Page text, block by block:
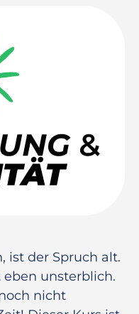
ist der Spruch alt.
unsterblich.
nicht